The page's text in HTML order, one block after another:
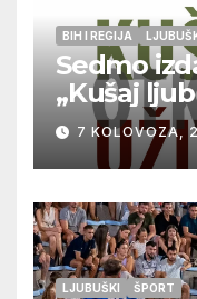
BIH I REGIJA
Sedmo
„Kušaj
vrhunska
glazbu
7 KOLOVOZA,
LJUBUŠKI ŠPORT